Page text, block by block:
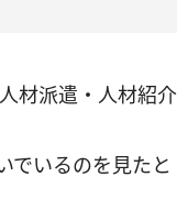
材派遣・人材紹介
でいるのを見たと